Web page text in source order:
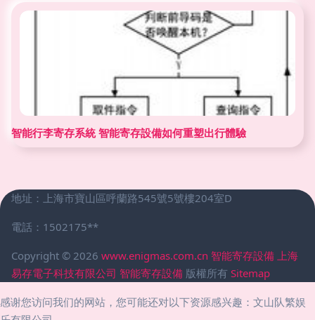
智能行李寄存系統 智能寄存設備如何重塑出行體驗
地址：上海市寶山區呼蘭路545號5號樓204室D
電話：1502175**
Copyright © 2026 www.enigmas.com.cn 智能寄存設備 上海
易存電子科技有限公司 智能寄存設備 版權所有 Sitemap
感谢您访问我们的网站，您可能还对以下资源感兴趣：文山队繁娱